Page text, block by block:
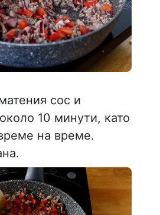
сос и
10 минути, като
на време.